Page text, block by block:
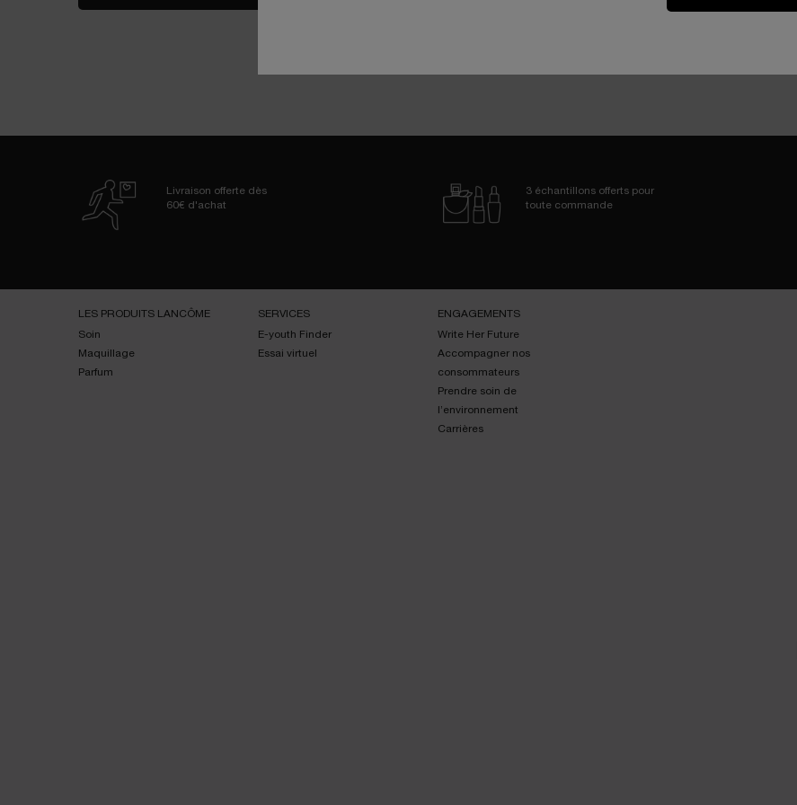
Livraison offerte dès
60€ d'achat
3 échantillons offerts pour
toute commande
LES PRODUITS LANCÔME
Soin
Maquillage
Parfum
SERVICES
E-youth Finder
Essai virtuel
ENGAGEMENTS
Write Her Future
Accompagner nos
consommateurs
Prendre soin de
l’environnement
Carrières